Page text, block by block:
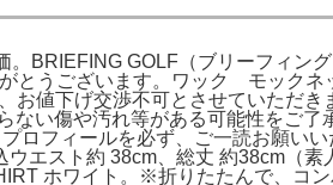
BRIEFING GOLF（ブリーフィン
がとうございます。ワック モッ
値下げ交渉不可とさせていただき
い傷や汚れ等がある可能性をご了
プロフィールを必ず、ご一読お
エスト約 38cm、総丈 約38cm（
ホワイト。※折りたたんで、コ